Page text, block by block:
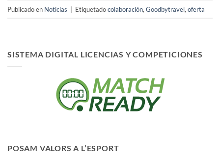
Publicado en Noticias Etiquetadocolaboración, Goodbytravel, oferta
SISTEMA DIGITAL LICENCIAS Y COMPETICIONES
POSAM VALORS A L’ESPORT